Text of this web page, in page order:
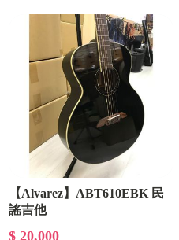
【Alvarez】ABT610EBK 民
謠吉他
$ 20,000